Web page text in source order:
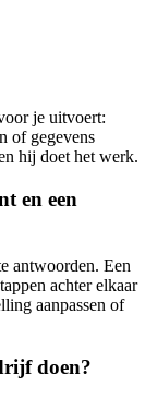
je uitvoert:
of gegevens
hij doet het werk.
en een
antwoorden. Een
achter elkaar
aanpassen of
doen?